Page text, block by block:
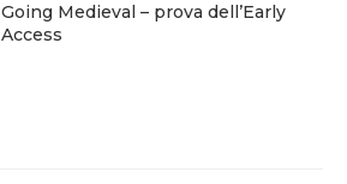
Going Medieval – prova dell’Early
Access